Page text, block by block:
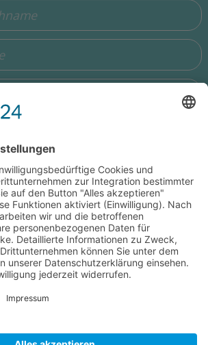
meine Angaben aus dem Formular zur
Anfrage erhoben und verarbeitet
so lange gespeichert, bis ein
Hinweis: Sie können Ihre Einwilligung
per Mail anhello@wisdomeurope.eu
Informationen zum Umgang mit
Sie in unsererDatenschutzerklärung.